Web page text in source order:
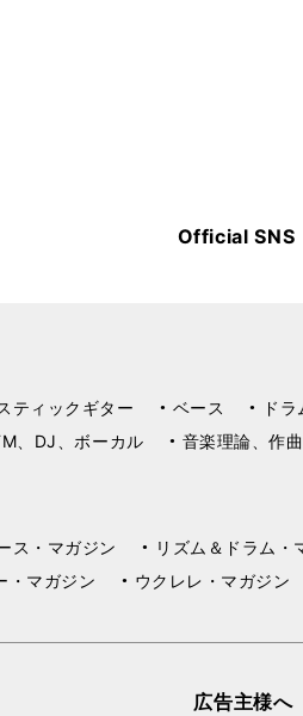
Official SNS
ティックギター ベース ド
、DJ、ボーカル 音楽理論、作曲
ス・マガジン リズム＆ドラム・
・マガジン
ウクレレ・マガジン
広告主様へ